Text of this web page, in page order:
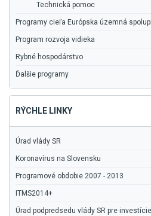
Technická pomoc
Programy cieľa Európska územná
Program rozvoja vidieka
Rybné hospodárstvo
Ďalšie programy
RÝCHLE LINKY
Úrad vlády SR
Koronavírus na Slovensku
Programové obdobie 2007 - 2013
ITMS2014+
Úrad podpredsedu vlády SR pre